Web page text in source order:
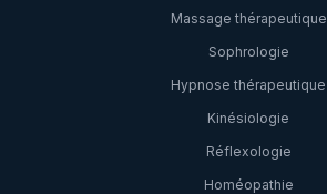
Massage thérapeutique
Sophrologie
Hypnose thérapeutique
Kinésiologie
Réflexologie
Homéopathie